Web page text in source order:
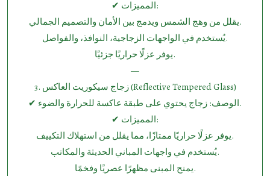
✔ المميزات:
يقلل من وهج الشمس ويدمج بين الأمان والتصميم الجمالي.
يُستخدم في الواجهات الزجاجية، النوافذ، والفواصل.
يوفر عزلًا حراريًا جزئيًا.
—
3.⁠ ⁠زجاج سيكوريت العاكس (Reflective Tempered Glass)
✔ الوصف: زجاج يحتوي على طبقة عاكسة للحرارة والضوء.
✔ المميزات:
يوفر عزلًا حراريًا ممتازًا، مما يقلل من استهلاك التكييف.
يُستخدم في واجهات المباني الحديثة والمكاتب.
يمنح المبنى مظهرًا عصريًا وفخمًا.